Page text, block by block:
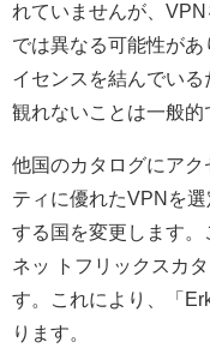
れていませんが、
では異なる可能性が
イセンスを結んでい
観れないことは一般的
他国のカタログにアク
ティに優れたVPNを
する国を変更します
ネッ トフリックスカ
す。これにより、「
ります。